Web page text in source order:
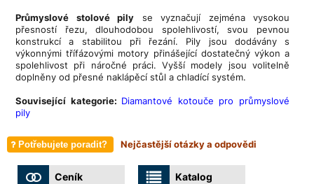
Průmyslové stolové pily se vyznačují zejména vysokou
přesností řezu, dlouhodobou spolehlivostí, svou pevnou
konstrukcí a stabilitou při řezání. Pily jsou dodávány s
výkonnými třífázovými motory přinášející dostatečný výkon a
spolehlivost při náročné práci. Vyšší modely jsou volitelně
doplněny od přesné naklápěcí stůl a chladící systém.
Související kategorie: Diamantové kotouče pro průmyslové
pily
Potřebujete poradit? Nejčastější otázky a odpovědi
Ceník Katalog